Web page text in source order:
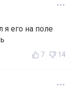
я его на поле
7 14